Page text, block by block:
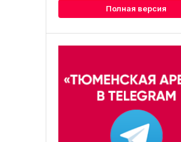
Полная версия